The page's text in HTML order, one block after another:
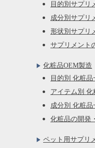
目的別サプリ
成分別サプリ
形状別サプリ
サプリメント
化粧品OEM製造
目的別 化粧品
アイテム別 化
成分別 化粧品
化粧品の開発
ペット用サプリ